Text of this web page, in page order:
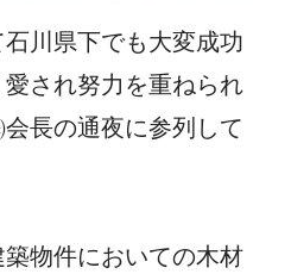
川県下でも大変成功
され努力を重ねられ
長の通夜に参列して
物件においての木材